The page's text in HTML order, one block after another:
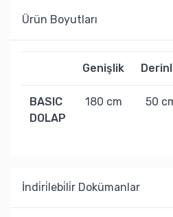
Ürün Boyutları
Genişlik
BASIC
DOLAP
180 cm 50
İndi̇ri̇lebi̇li̇r Dokümanlar